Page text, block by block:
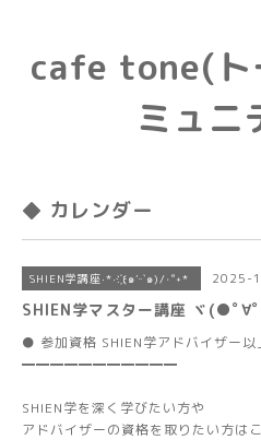
cafe tone(ト
ミュニ
◆ カレンダー
SHIEN学講座·*· ҉(๑′ᵕ‵๑)/‧˚︎˖* 2025-
SHIEN学マスター講座 ヾ(●ﾟ∀
● 参加資格 SHIEN学アドバイザー以
━━━━━━━━━━━
SHIEN学を深く学びたい方や
アドバイザーの資格を取りたい方は